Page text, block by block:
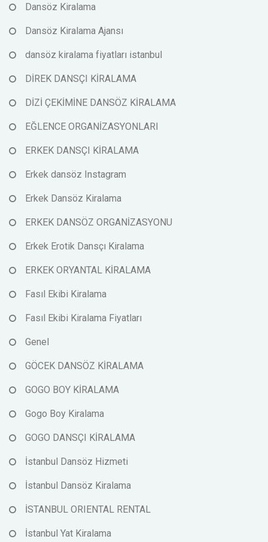
Dansöz Kiralama
Dansöz Kiralama Ajansı
dansöz kiralama fiyatları istanbul
DİREK DANSÇI KİRALAMA
DİZİ ÇEKİMİNE DANSÖZ KİRALAMA
EĞLENCE ORGANİZASYONLARI
ERKEK DANSÇI KİRALAMA
Erkek dansöz Instagram
Erkek Dansöz Kiralama
ERKEK DANSÖZ ORGANİZASYONU
Erkek Erotik Dansçı Kiralama
ERKEK ORYANTAL KİRALAMA
Fasıl Ekibi Kiralama
Fasıl Ekibi Kiralama Fiyatları
Genel
GÖCEK DANSÖZ KİRALAMA
GOGO BOY KİRALAMA
Gogo Boy Kiralama
GOGO DANSÇI KİRALAMA
İstanbul Dansöz Hizmeti
İstanbul Dansöz Kiralama
İSTANBUL ORIENTAL RENTAL
İstanbul Yat Kiralama